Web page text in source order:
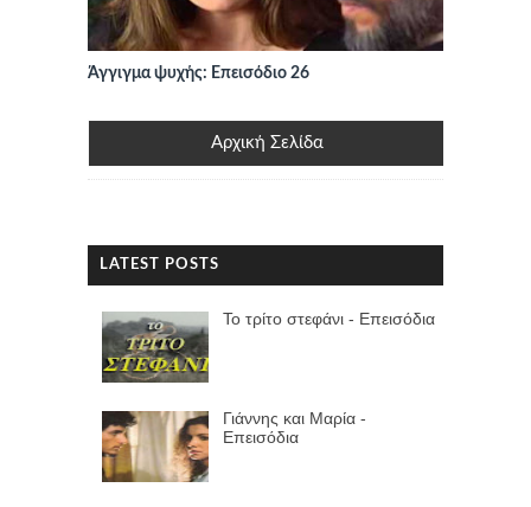
Άγγιγμα ψυχής: Επεισόδιο 26
Αρχική Σελίδα
LATEST POSTS
Το τρίτο στεφάνι - Επεισόδια
Γιάννης και Μαρία -
Επεισόδια